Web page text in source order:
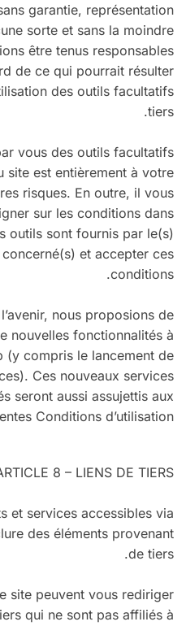
garantie, représentation
sorte et sans la moindre
être tenus responsables
de ce qui pourrait résulter
des outils facultatifs
tiers.
vous des outils facultatifs
site est entièrement à votre
risques. En outre, il vous
sur les conditions dans
outils sont fournis par le(s)
et accepter ces
conditions.
nous proposions de
nouvelles fonctionnalités à
(y compris le lancement de
Ces nouveaux services
seront aussi assujettis aux
Conditions d’utilisation.
8 – LIENS DE TIERS
et services accessibles via
des éléments provenant
de tiers.
site peuvent vous rediriger
qui ne sont pas affiliés à